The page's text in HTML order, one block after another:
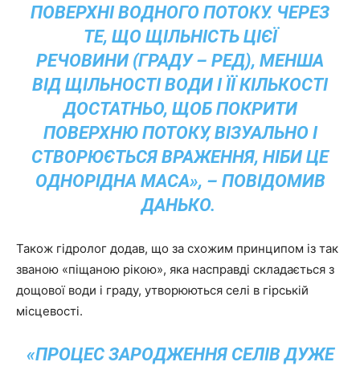
ПОВЕРХНІ ВОДНОГО ПОТОКУ. ЧЕРЕЗ
ТЕ, ЩО ЩІЛЬНІСТЬ ЦІЄЇ
РЕЧОВИНИ (ГРАДУ – РЕД), МЕНША
ВІД ЩІЛЬНОСТІ ВОДИ І ЇЇ КІЛЬКОСТІ
ДОСТАТНЬО, ЩОБ ПОКРИТИ
ПОВЕРХНЮ ПОТОКУ, ВІЗУАЛЬНО І
СТВОРЮЄТЬСЯ ВРАЖЕННЯ, НІБИ ЦЕ
ОДНОРІДНА МАСА», – ПОВІДОМИВ
ДАНЬКО.
Також гідролог додав, що за схожим принципом із так
званою «піщаною рікою», яка насправді складається з
дощової води і граду, утворюються селі в гірській
місцевості.
«ПРОЦЕС ЗАРОДЖЕННЯ СЕЛІВ ДУЖЕ